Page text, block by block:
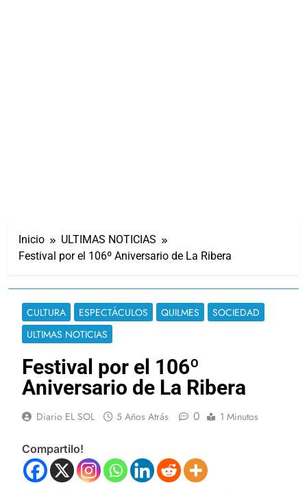
Inicio
ULTIMAS NOTICIAS
Festival por el 106º Aniversario de La Ribera
CULTURA ESPECTÁCULOS QUILMES
SOCIEDAD
ULTIMAS NOTICIAS
Festival por el 106º
Aniversario de La Ribera
Diario EL SOL 5 Años Atrás 0 1 Minutos
Compartilo!